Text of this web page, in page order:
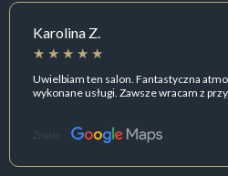
Karolina Z.
Uwielbiam ten salon. Fantastyczna
wykonane usługi. Zawsze wracam z
Źródło: